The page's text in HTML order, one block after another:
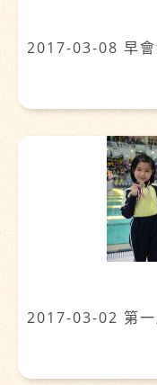
2017-03-08 早
2017-03-02 第